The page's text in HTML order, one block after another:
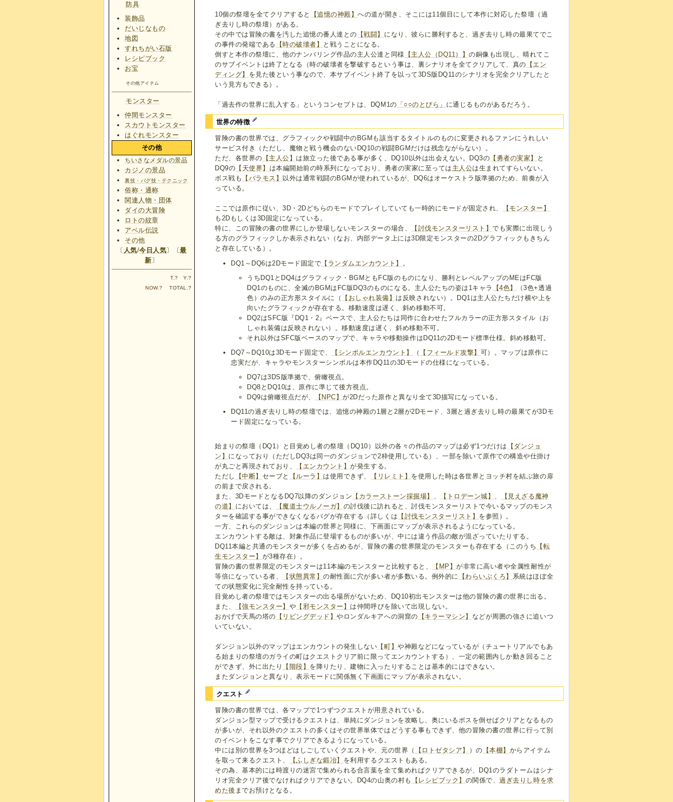
10個の祭壇を全てクリアすると 【追憶の神殿】への道が開き、そこには11個目にして本作に対応した祭壇（過
ぎ去りし時の祭壇）がある。
その中では冒険の書を汚した追憶の番人達との 【戦闘】 になり、彼らに勝利すると、過ぎ去りし時の最果てでこ
の事件の発端である
【時の破壊者】
と戦うことになる。
倒すと本作の祭壇に、他のナンバリング作品の主人公達と同様
【主人公（DQ11）】の銅像も出現し、晴れてこ
のサブイベントは終了となる（時の破壊者を撃破するという事は、裏シナリオを全てクリアして、真の 【エン
ディング】 を見た後という事なので、本サブイベント終了を以って3DS版DQ11のシナリオを完全クリアしたと
いう見方もできる）。
「過去作の世界に乱入する」というコンセプトは、DQM1の 「○○のとびら」 に通じるものがあるだろう。
世界の特徴
冒険の書の世界では、グラフィックや戦闘中のBGMも該当するタイトルのものに変更されるファンにうれしい
サービス付き（ただし、魔物と戦う機会のないDQ10の戦闘BGMだけは残念ながらない）。
ただ、各世界の 【主人公】 は旅立った後である事が多く、DQ10以外は出会えない。DQ3の 【勇者の実家】
と
DQ9の 【天使界】 は本編開始前の時系列になっており、勇者の実家に至っては 主人公は生まれてすらいない。
ボス戦も
【バラモス】
以外は通常戦闘のBGMが使われているが、DQ6はオーケストラ版準拠のため、前奏が入
っている。
ここでは原作に従い、3D・2Dどちらのモードでプレイしていても一時的にモードが固定され、
【モンスター】
も2Dもしくは3D固定になっている。
特に、この冒険の書の世界にしか登場しないモンスターの場合、
【討伐モンスターリスト】でも実際に出現しう
る方のグラフィックしか表示されない（なお、内部データ上には3D限定モンスターの2Dグラフィックもきちん
と存在している）。
DQ1～DQ6は2Dモード固定で 【ランダムエンカウント】
。
うちDQ1とDQ4はグラフィック・BGMともFC版のものになり、勝利とレベルアップのMEはFC版
DQ1のものに、全滅のBGMはFC版DQ3のものになる。主人公たちの姿は1キャラ
【4色】
（3色+透過
色）のみの正方形スタイルに（
【おしゃれ装備】 は反映されない）。DQ1は主人公たちだけ横や上を
向いたグラフィックが存在する。移動速度は遅く、斜め移動不可。
DQ2はSFC版『DQ1・2』ベースで、主人公たちは同作に合わせたフルカラーの正方形スタイル（お
しゃれ装備は反映されない）。移動速度は遅く、斜め移動不可。
それ以外はSFC版ベースのマップで、キャラや移動操作はDQ11の2Dモード標準仕様。斜め移動可。
DQ7～DQ10は3Dモード固定で、
【シンボルエンカウント】 （ 【フィールド攻撃】 可）。マップは原作に
忠実だが、キャラやモンスターシンボルは本作DQ11の3Dモードの仕様になっている。
DQ7は3DS版準拠で、俯瞰視点。
DQ8とDQ10は、原作に準じて後方視点。
DQ9は俯瞰視点だが、
【NPC】が2Dだった原作と異なり全て3D描写になっている。
DQ11の過ぎ去りし時の祭壇では、追憶の神殿の1層と2層が2Dモード、3層と過ぎ去りし時の最果てが3Dモ
ード固定になっている。
始まりの祭壇（DQ1）と目覚めし者の祭壇（DQ10）以外の各々の作品のマップは必ず1つだけは
【ダンジョ
ン】 になっており（ただしDQ3は同一のダンジョンで2枠使用している）、一部を除いて原作での構造や仕掛け
が丸ごと再現されており、
【エンカウント】が発生する。
ただし
【中断】 セーブと 【ルーラ】 は使用できず、 【リレミト】 を使用した時は各世界とヨッチ村を結ぶ旅の扉
の前まで戻される。
また、3DモードとなるDQ7以降のダンジョン 【カラーストーン採掘場】 、 【トロデーン城】 、
【見えざる魔神
の道】 においては、 【魔道士ウルノーガ】 の討伐後に訪れると、討伐モンスターリストで今いるマップのモンス
ターを確認する事ができなくなるバグが存在する（詳しくは 【討伐モンスターリスト】 を参照）。
一方、これらのダンジョンは本編の世界と同様に、下画面にマップが表示されるようになっている。
エンカウントする敵は、対象作品に登場するものが多いが、中には違う作品の敵が混ざっていたりする。
DQ11本編と共通のモンスターが多くを占めるが、冒険の書の世界限定のモンスターも存在する（このうち 【転
生モンスター】 が3種存在）。
冒険の書の世界限定のモンスターは11本編のモンスターと比較すると、
【MP】が非常に高い者や全属性耐性が
等倍になっている者、
【状態異常】の耐性面に穴が多い者が多数いる。例外的に 【わらいぶくろ】 系統はほぼ全
ての状態変化に完全耐性を持っている。
目覚めし者の祭壇ではモンスターの出る場所がないため、DQ10初出モンスターは他の冒険の書の世界に出る。
また、
【強モンスター】 や 【邪モンスター】 は仲間呼びを除いて出現しない。
おかげで天馬の塔の 【リビングデッド】やロンダルキアへの洞窟の 【キラーマシン】 などが周囲の強さに追いつ
いていない。
ダンジョン以外のマップはエンカウントの発生しない 【町】や神殿などになっているが（チュートリアルでもあ
る始まりの祭壇のガライの町はクエストクリア前に限ってエンカウントする）、一定の範囲内しか動き回ること
ができず、外に出たり
【階段】 を降りたり、建物に入ったりすることは基本的にはできない。
またダンジョンと異なり、表示モードに関係無く下画面にマップが表示されない。
クエスト
冒険の書の世界では、各マップで1つずつクエストが用意されている。
ダンジョン型マップで受けるクエストは、単純にダンジョンを攻略し、奥にいるボスを倒せばクリアとなるもの
が多いが、それ以外のクエストの多くはその世界単体ではどうする事もできず、他の冒険の書の世界に行って別
のイベントをこなす事でクリアできるようになっている。
中には別の世界を3つほどはしごしていくクエストや、元の世界（
【ロトゼタシア】 ）の 【本棚】 からアイテム
を取って来るクエスト、
【ふしぎな鍛冶】 を利用するクエストもある。
その為、基本的には時渡りの迷宮で集められる合言葉を全て集めればクリアできるが、DQ1のラダトームはシナ
リオ完全クリア後でなければクリアできない。DQ4の山奥の村も
【レシピブック】 の関係で、過ぎ去りし時を求
めた後 までお預けとなる。
防具
装飾品
だいじなもの
地図
すれちがい石版
レシピブック
お宝
その他アイテム
モンスター
仲間モンスター
スカウトモンスター
はぐれモンスター
その他
ちいさなメダルの景品
カジノの景品
裏技・バグ技・テクニック
俗称・通称
関連人物・団体
ダイの大冒険
ロトの紋章
アベル伝説
その他
〔 人気/今日人気〕〔最
新 〕
T.? Y.?
NOW.? TOTAL.?